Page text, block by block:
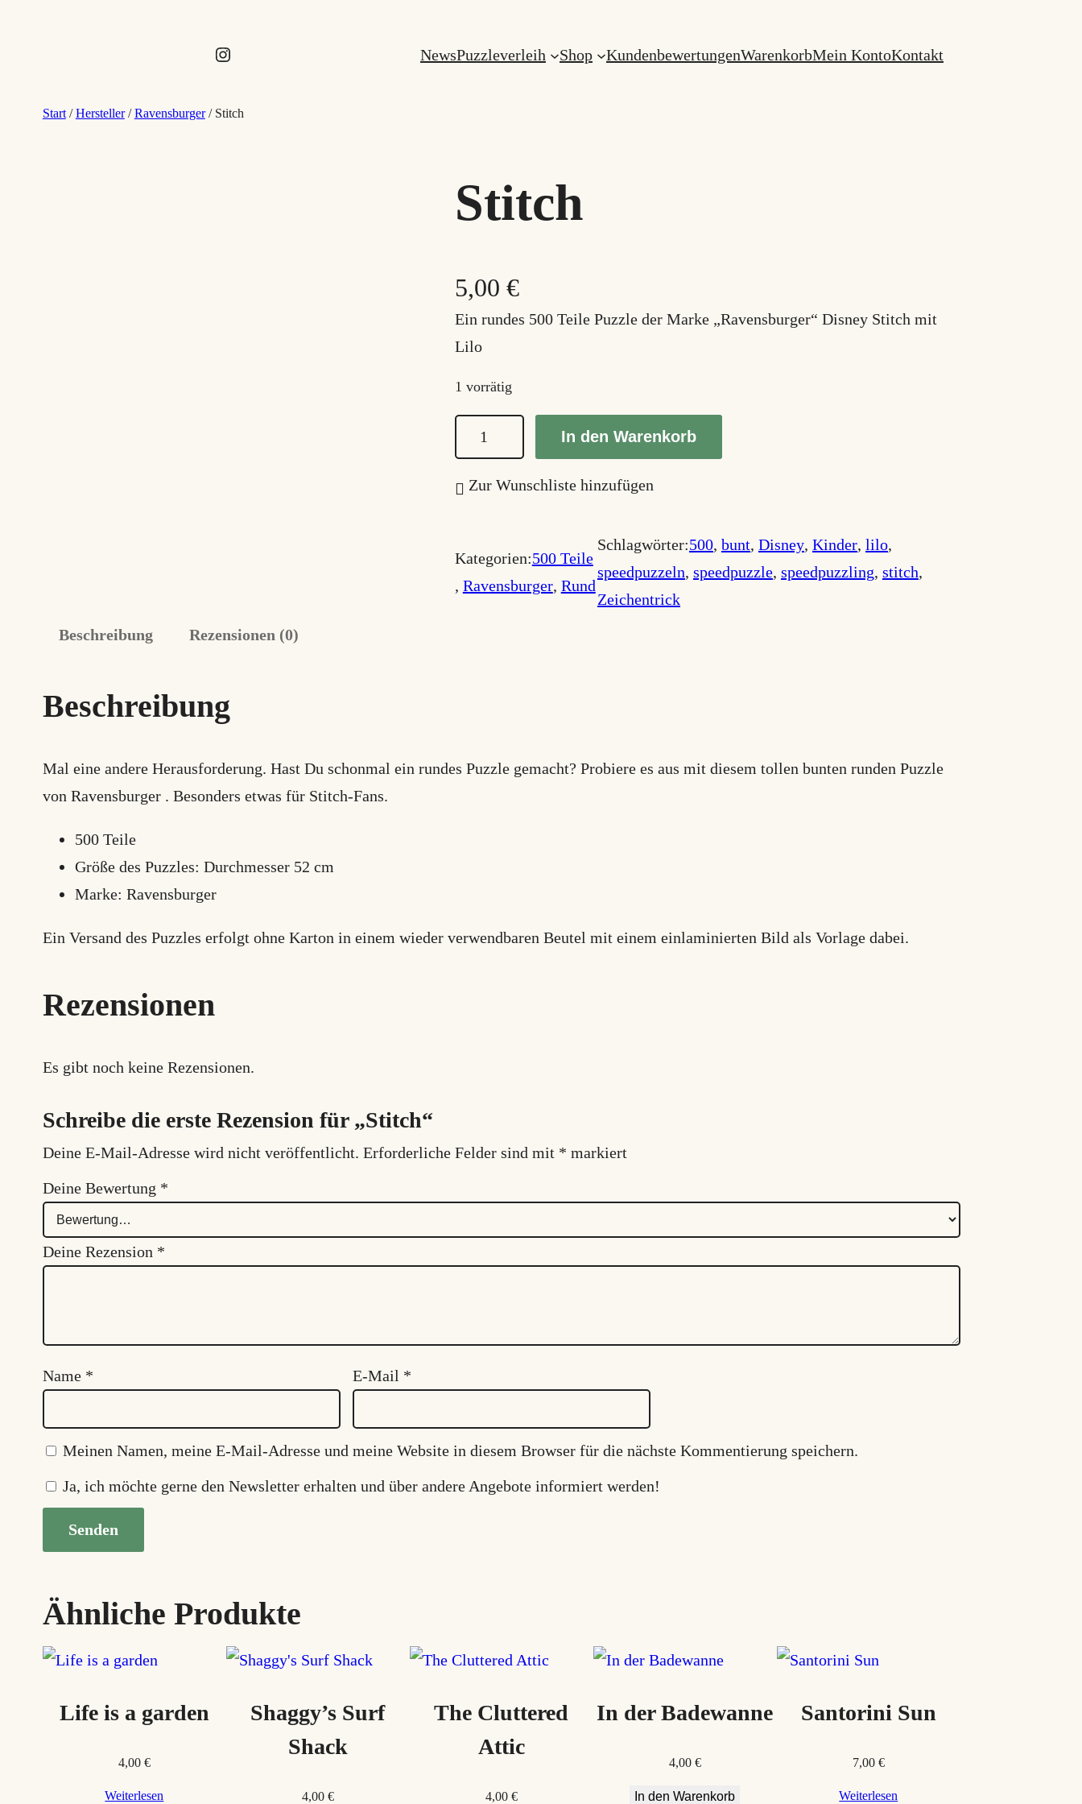
Instagram NewsPuzzleverleih Shop KundenbewertungenWarenkorbMein KontoKontakt
Start/Hersteller/Ravensburger/ Stitch
Stitch
5,00 €
Ein rundes 500 Teile Puzzle der Marke „Ravensburger“ Disney Stitch mit
Lilo
1 vorrätig
t
i
h
M
In den Warenkorb
Zur Wunschliste hinzufügen
Kategorien:500 Teile
, Ravensburger, Rund
Schlagwörter:500, bunt, Disney, Kinder, lilo,
speedpuzzeln, speedpuzzle, speedpuzzling, stitch,
Zeichentrick
Beschreibung
Rezensionen (0)
Beschreibung
Mal eine andere Herausforderung. Hast Du schonmal ein rundes Puzzle gemacht? Probiere es aus mit diesem tollen bunten runden Puzzle
von Ravensburger . Besonders etwas für Stitch-Fans.
500 Teile
Größe des Puzzles: Durchmesser 52 cm
Marke: Ravensburger
Ein Versand des Puzzles erfolgt ohne Karton in einem wieder verwendbaren Beutel mit einem einlaminierten Bild als Vorlage dabei.
Rezensionen
Es gibt noch keine Rezensionen.
Schreibe die erste Rezension für „Stitch“
Deine E-Mail-Adresse wird nicht veröffentlicht. Erforderliche Felder sind mit * markiert
Deine Bewertung *
Deine Rezension *
Name * E-Mail *
Meinen Namen, meine E-Mail-Adresse und meine Website in diesem Browser für die nächste Kommentierung speichern.
Ja, ich möchte gerne den Newsletter erhalten und über andere Angebote informiert werden!
Ähnliche Produkte
Life is a garden
4,00 €
Weiterlesen
Shaggy’s Surf
Shack
4,00 €
The Cluttered
Attic
4,00 €
In der Badewanne
4,00 €
In den Warenkorb
Santorini Sun
7,00 €
Weiterlesen